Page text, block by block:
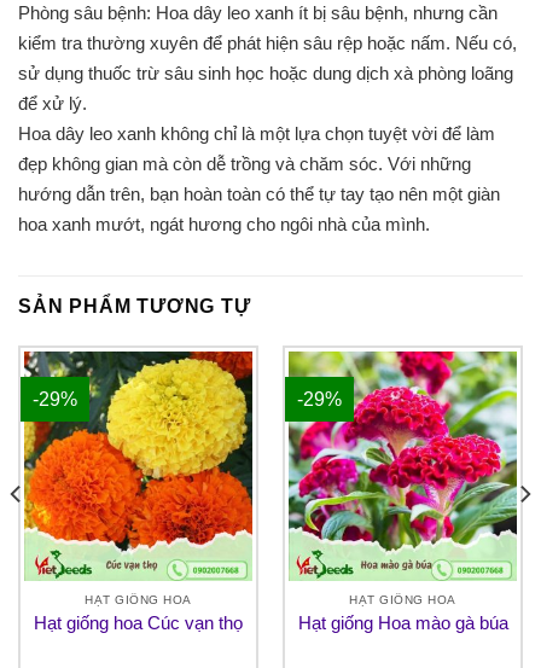
Phòng sâu bệnh: Hoa dây leo xanh ít bị sâu bệnh, nhưng cần
kiểm tra thường xuyên để phát hiện sâu rệp hoặc nấm. Nếu có,
sử dụng thuốc trừ sâu sinh học hoặc dung dịch xà phòng loãng
để xử lý.
Hoa dây leo xanh không chỉ là một lựa chọn tuyệt vời để làm
đẹp không gian mà còn dễ trồng và chăm sóc. Với những
hướng dẫn trên, bạn hoàn toàn có thể tự tay tạo nên một giàn
hoa xanh mướt, ngát hương cho ngôi nhà của mình.
SẢN PHẨM TƯƠNG TỰ
-29%
HẠT GIỐNG HOA
Hạt giống hoa Cúc vạn thọ
-29%
HẠT GIỐNG HOA
Hạt giống Hoa mào gà búa